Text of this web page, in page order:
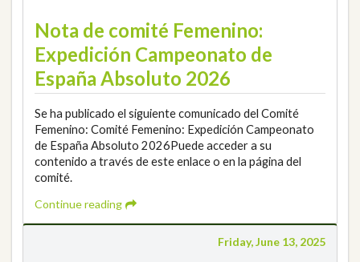
Nota de comité Femenino:
Expedición Campeonato de
España Absoluto 2026
Se ha publicado el siguiente comunicado del Comité
Femenino: Comité Femenino: Expedición Campeonato
de España Absoluto 2026Puede acceder a su
contenido a través de este enlace o en la página del
comité.
Continue reading
Friday, June 13, 2025